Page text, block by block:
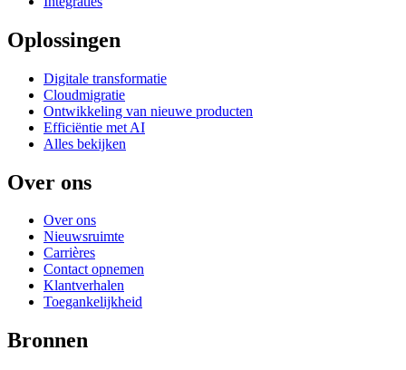
Oplossingen
Digitale transformatie
Cloudmigratie
Ontwikkeling van nieuwe producten
Efficiëntie met AI
Alles bekijken
Over ons
Over ons
Nieuwsruimte
Carrières
Contact opnemen
Klantverhalen
Toegankelijkheid
Bronnen